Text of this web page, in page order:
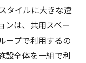
タイルに大きな違
ンは、共用スペー
ープで利用するの
設全体を一組で利